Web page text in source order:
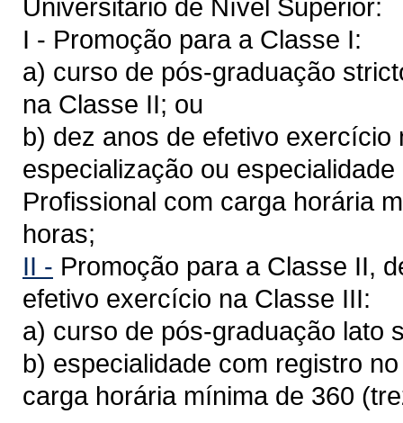
Universitário de Nível Superior:
I - Promoção para a Classe I:
a) curso de pós-graduação
na Classe II; ou
b) dez anos de efetivo
especialização ou
Profissional com carga horária
horas;
II - Promoção para a Classe II,
efetivo exercício na Classe III:
a) curso de pós-graduação lato
b) especialidade com registro
carga horária mínima de 360